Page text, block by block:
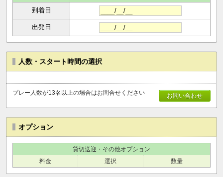
到着日
出発日
人数・スタート時間の選択
お問い合わせ
プレー人数が13名以上の場合はお問合せください
オプション
貸切送迎・その他オプション
料金
選択 数量